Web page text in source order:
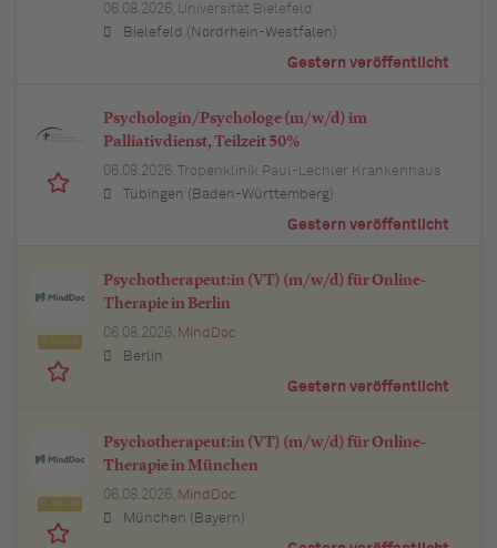
06.08.2026, Universität Bielefeld
Bielefeld (Nordrhein-Westfalen)
Gestern veröffentlicht
Psychologin/Psychologe (m/w/d) im
Palliativdienst, Teilzeit 50%
06.08.2026, Tropenklinik Paul-Lechler Krankenhaus
Tübingen (Baden-Württemberg)
Gestern veröffentlicht
Psychotherapeut:in (VT) (m/w/d) für Online-
Therapie in Berlin
06.08.2026, MindDoc
Berlin
Gestern veröffentlicht
Psychotherapeut:in (VT) (m/w/d) für Online-
Therapie in München
06.08.2026, MindDoc
München (Bayern)